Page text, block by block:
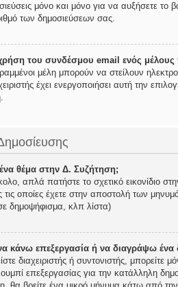
μόνο και μόνο για να αυξήσετε το
των δημοσιεύσεων σας.
του συνδέσμου email ενός μέλους
μέλη μπορούν να στείλουν
έχει ενεργοποιήσει αυτή την
θέμα στην Δ. Συζήτηση;
απλά πατήστε το σχετικό εικονίδιο
τις οποίες έχετε στην αποστολή των
δημοψήφισμα, κλπ λίστα)
κάνω επεξεργασία ή να διαγράψω ένα
διαχειριστής ή συντονιστής,
επεξεργασίας για την κατάλληλη